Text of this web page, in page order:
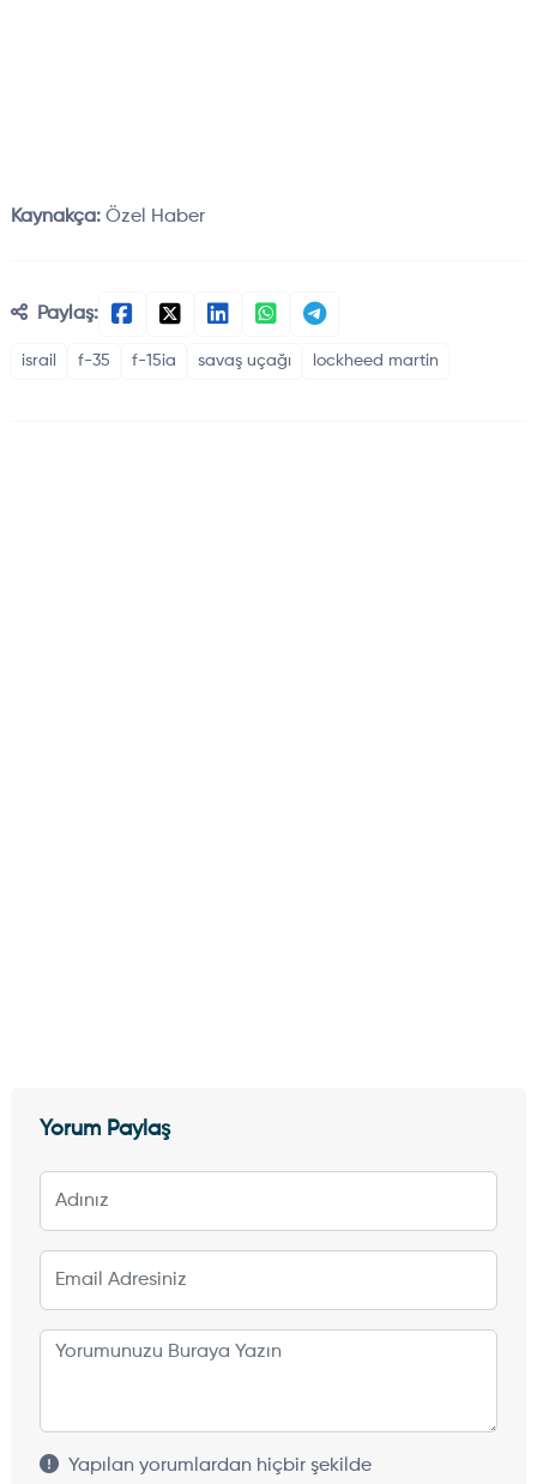
Kaynakça: Özel Haber
Paylaş:
israil f-35 f-15ia savaş uçağı lockheed martin
Yorum Paylaş
Yapılan yorumlardan hiçbir şekilde